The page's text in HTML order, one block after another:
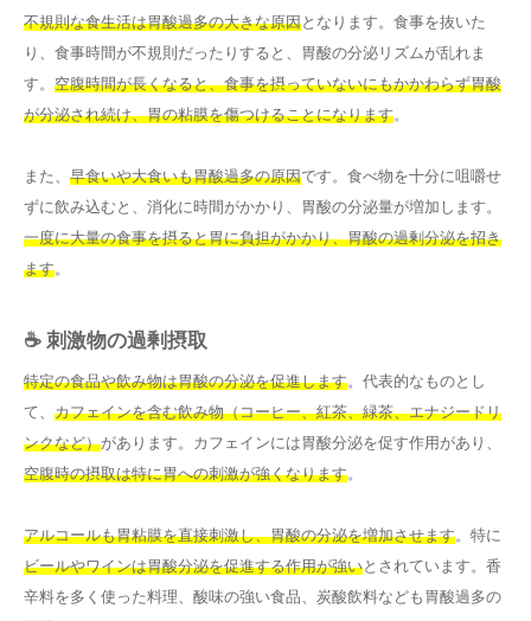
不規則な食生活は胃酸過多の大きな原因となります。食事を抜いた
り、食事時間が不規則だったりすると、胃酸の分泌リズムが乱れま
す。 空腹時間が長くなると、食事を摂っていないにもかかわらず胃酸
が分泌され続け、胃の粘膜を傷つけることになります。
また、 早食いや大食いも胃酸過多の原因です。食べ物を十分に咀嚼せ
ずに飲み込むと、消化に時間がかかり、胃酸の分泌量が増加します。
一度に大量の食事を摂ると胃に負担がかかり、胃酸の過剰分泌を招き
ます。
☕ 刺激物の過剰摂取
特定の食品や飲み物は胃酸の分泌を促進します。代表的なものとし
て、 カフェインを含む飲み物（コーヒー、紅茶、緑茶、エナジードリ
ンクなど）があります。カフェインには胃酸分泌を促す作用があり、
空腹時の摂取は特に胃への刺激が強くなります。
アルコールも胃粘膜を直接刺激し、胃酸の分泌を増加させます。特に
ビールやワインは胃酸分泌を促進する作用が強いとされています。香
辛料を多く使った料理、酸味の強い食品、炭酸飲料なども胃酸過多の